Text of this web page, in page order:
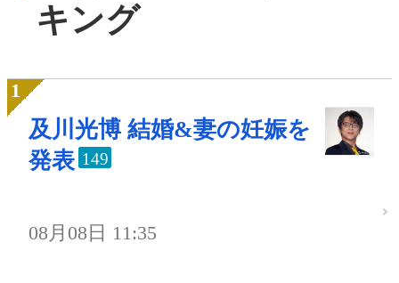
キング
及川光博 結婚&妻の妊娠を
発表 149
08月08日 11:35